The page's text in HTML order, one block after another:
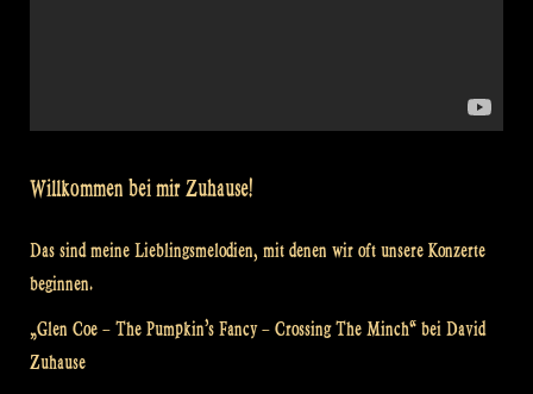
Willkommen bei mir Zuhause!
Das sind meine Lieblingsmelodien, mit denen wir oft unsere Konzerte
beginnen.
„Glen Coe – The Pumpkin’s Fancy – Crossing The Minch“ bei David
Zuhause